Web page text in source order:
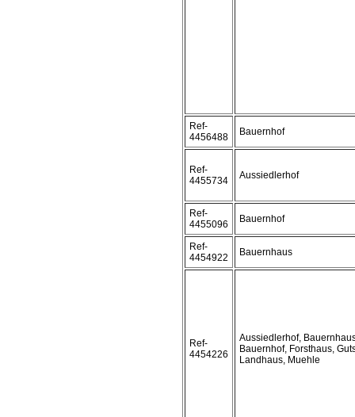
Ref-
4456488
Bauernhof
Ref-
4455734
Aussiedlerhof
Ref-
4455096
Bauernhof
Ref-
4454922
Bauernhaus
Ref-
4454226
Aussiedlerhof,
Bauernhof, Forsthaus,
Landhaus, Muehle